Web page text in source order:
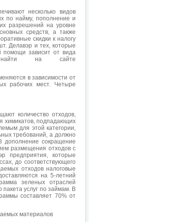
несколько видов
по найму, пополнение и
разрешений на уровне
средств, а также
скидки к налогу
Делавэр и тех, которые
помощи зависит от вида
найти на сайте
в зависимости от
рабочих мест. Четыре
количество отходов,
химикатов, подпадающих
для этой категории,
требований, а должно
дополнение сокращение
размещения отходов с
предприятия, которые
до соответствующего
отходов налоговые
на 5-летний
зеленых отраслей
услуг по займам. В
составляет 70% от
материалов